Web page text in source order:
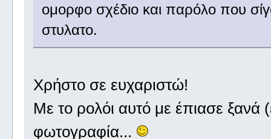
ομορφο σχέδιο και παρόλο που
στυλατο.
Χρήστο σε ευχαριστώ!
Με το ρολόι αυτό με έπιασε ξανά
φωτογραφία...